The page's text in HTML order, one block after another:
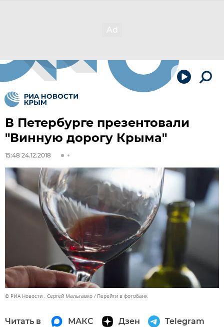
В Петербурге презентовали
"Винную дорогу Крыма"
15:48 24.12.2018
© РИА Новости . Сергей Мальгавко Перейти в фотобанк
Читать в МАКС Дзен Telegram